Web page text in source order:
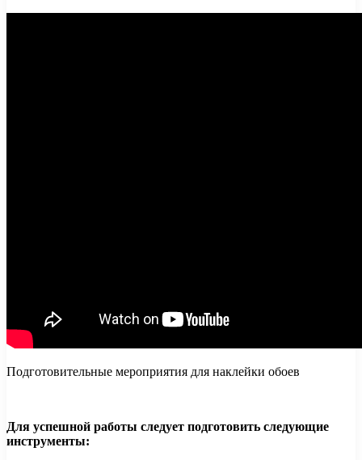
Подготовительные мероприятия для наклейки обоев
Для успешной работы следует подготовить следующие
инструменты: